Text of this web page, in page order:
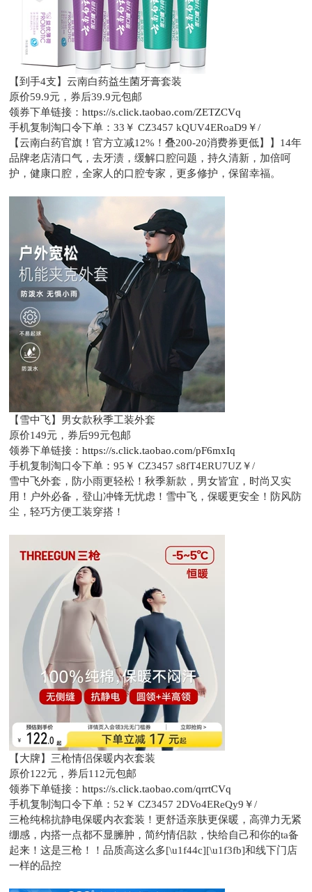
【到手4支】云南白药益生菌牙膏套装
原价59.9元， 券后39.9元包邮
领券下单链接：https://s.click.taobao.com/ZETZCVq
手机复制淘口令下单：33￥ CZ3457 kQUV4ERoaD9￥/
【云南白药官旗！官方立减12%！叠200-20消费券更低】】14年
品牌老店清口气，去牙渍，缓解口腔问题，持久清新，加倍呵
护，健康口腔，全家人的口腔专家，更多修护，保留幸福。
【雪中飞】男女款秋季工装外套
原价149元， 券后99元包邮
领券下单链接：https://s.click.taobao.com/pF6mxIq
手机复制淘口令下单：95￥ CZ3457 s8fT4ERU7UZ￥/
雪中飞外套，防小雨更轻松！秋季新款，男女皆宜，时尚又实
用！户外必备，登山冲锋无忧虑！雪中飞，保暖更安全！防风防
尘，轻巧方便工装穿搭！
【大牌】三枪情侣保暖内衣套装
原价122元， 券后112元包邮
领券下单链接：https://s.click.taobao.com/qrrtCVq
手机复制淘口令下单： 52￥ CZ3457 2DVo4EReQy9￥/
三枪纯棉抗静电保暖内衣套装！更舒适亲肤更保暖，高弹力无紧
绷感，内搭一点都不显臃肿，简约情侣款，快给自己和你的ta备
起来！这是三枪！！品质高这么多[\u1f44c][\u1f3fb]和线下门店
一样的品控